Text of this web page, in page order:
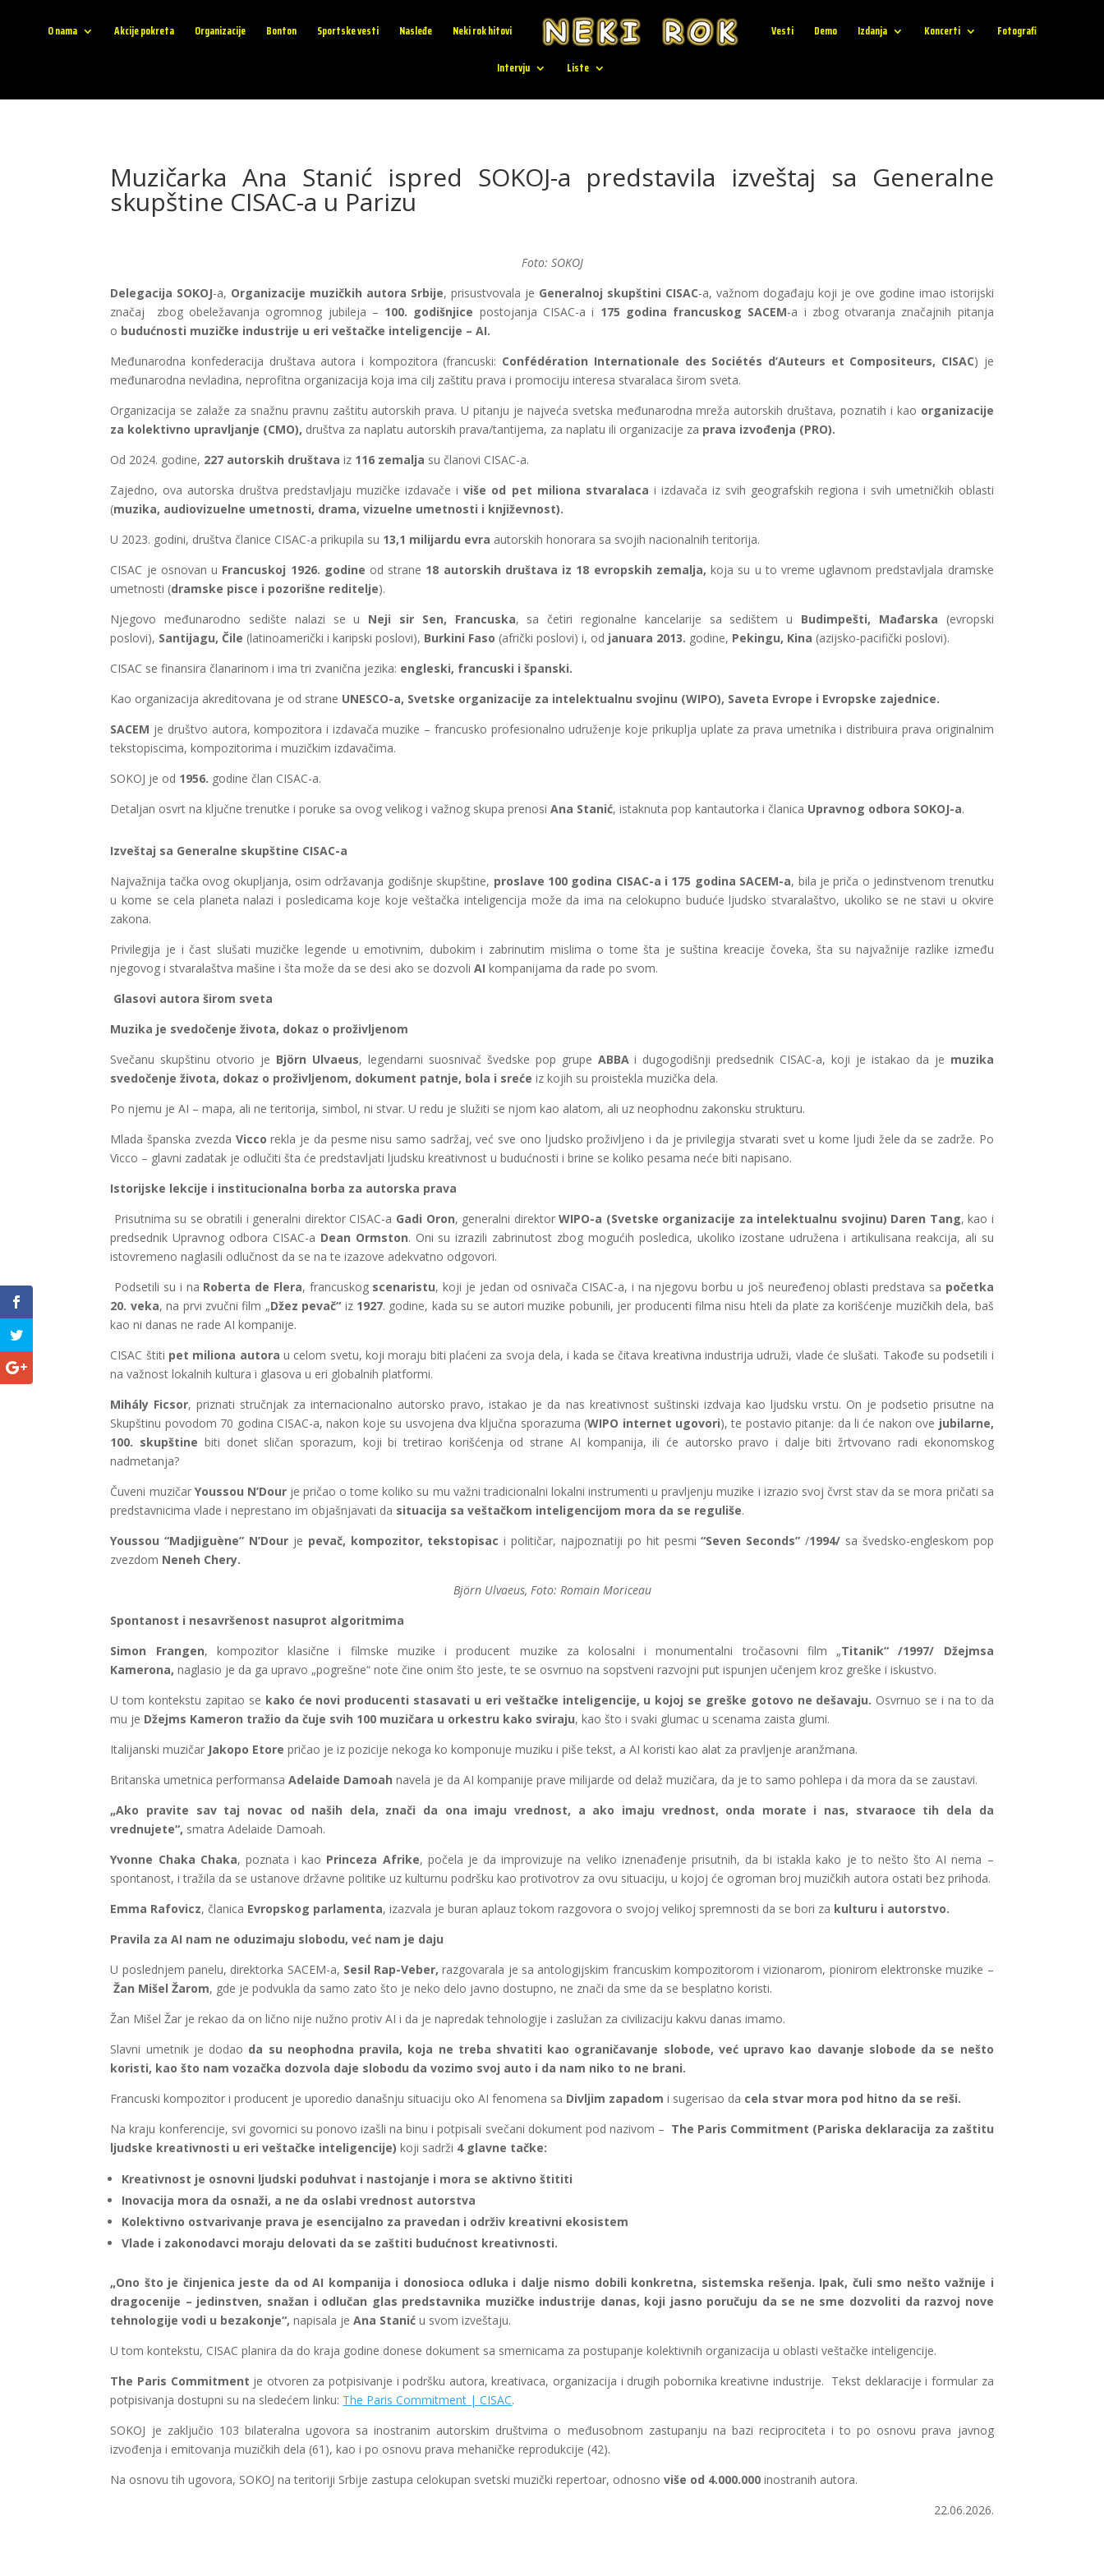
O nama Akcije pokreta Organizacije Bonton Sportske vesti Nasleđe Neki rok hitovi Vesti Demo Izdanja Koncerti Fotografi
Intervju Liste
Muzičarka Ana Stanić ispred SOKOJ-a predstavila izveštaj sa Generalne
skupštine CISAC-a u Parizu
Foto: SOKOJ
Delegacija SOKOJ-a, Organizacije muzičkih autora Srbije, prisustvovala je Generalnoj skupštini CISAC-a, važnom događaju koji je ove godine imao istorijski
značaj zbog obeležavanja ogromnog jubileja – 100. godišnjice postojanja CISAC-a i 175 godina francuskog SACEM-a i zbog otvaranja značajnih pitanja
o budućnosti muzičke industrije u eri veštačke inteligencije – AI.
Međunarodna konfederacija društava autora i kompozitora (francuski: Confédération Internationale des Sociétés d’Auteurs et Compositeurs, CISAC) je
međunarodna nevladina, neprofitna organizacija koja ima cilj zaštitu prava i promociju interesa stvaralaca širom sveta.
Organizacija se zalaže za snažnu pravnu zaštitu autorskih prava. U pitanju je najveća svetska međunarodna mreža autorskih društava, poznatih i kao organizacije
za kolektivno upravljanje (CMO), društva za naplatu autorskih prava/tantijema, za naplatu ili organizacije za prava izvođenja (PRO).
Od 2024. godine, 227 autorskih društava iz 116 zemalja su članovi CISAC-a.
Zajedno, ova autorska društva predstavljaju muzičke izdavače i više od pet miliona stvaralaca i izdavača iz svih geografskih regiona i svih umetničkih oblasti
(muzika, audiovizuelne umetnosti, drama, vizuelne umetnosti i književnost).
U 2023. godini, društva članice CISAC-a prikupila su 13,1 milijardu evra autorskih honorara sa svojih nacionalnih teritorija.
CISAC je osnovan u Francuskoj 1926. godine od strane 18 autorskih društava iz 18 evropskih zemalja, koja su u to vreme uglavnom predstavljala dramske
umetnosti (dramske pisce i pozorišne reditelje).
Njegovo međunarodno sedište nalazi se u
Neji sir Sen, Francuska, sa četiri regionalne kancelarije sa sedištem u Budimpešti, Mađarska (evropski
poslovi), Santijagu, Čile (latinoamerički i karipski poslovi), Burkini Faso (afrički poslovi) i, od januara 2013. godine, Pekingu, Kina (azijsko-pacifički poslovi).
CISAC se finansira članarinom i ima tri zvanična jezika: engleski, francuski i španski.
Kao organizacija akreditovana je od strane UNESCO-a, Svetske organizacije za intelektualnu svojinu (WIPO), Saveta Evrope i Evropske zajednice.
SACEM je društvo autora, kompozitora i izdavača muzike – francusko profesionalno udruženje koje prikuplja uplate za prava umetnika i distribuira prava originalnim
tekstopiscima, kompozitorima i muzičkim izdavačima.
SOKOJ je od 1956. godine član CISAC-a.
Detaljan osvrt na ključne trenutke i poruke sa ovog velikog i važnog skupa prenosi Ana Stanić, istaknuta pop kantautorka i članica Upravnog odbora SOKOJ-a.
Izveštaj sa Generalne skupštine CISAC-a
Najvažnija tačka ovog okupljanja, osim održavanja godišnje skupštine, proslave 100 godina CISAC-a i 175 godina SACEM-a, bila je priča o jedinstvenom trenutku
u kome se cela planeta nalazi i posledicama koje koje veštačka inteligencija može da ima na celokupno buduće ljudsko stvaralaštvo, ukoliko se ne stavi u okvire
zakona.
Privilegija je i čast slušati muzičke legende u emotivnim, dubokim i zabrinutim mislima o tome šta je suština kreacije čoveka, šta su najvažnije razlike između
njegovog i stvaralaštva mašine i šta može da se desi ako se dozvoli AI kompanijama da rade po svom.
Glasovi autora širom sveta
Muzika je svedočenje života, dokaz o proživljenom
Svečanu skupštinu otvorio je Björn Ulvaeus, legendarni suosnivač švedske pop grupe ABBA i dugogodišnji predsednik CISAC-a, koji je istakao da je muzika
svedočenje života, dokaz o proživljenom, dokument patnje, bola i sreće iz kojih su proistekla muzička dela.
Po njemu je AI – mapa, ali ne teritorija, simbol, ni stvar. U redu je služiti se njom kao alatom, ali uz neophodnu zakonsku strukturu.
Mlada španska zvezda Vicco rekla je da pesme nisu samo sadržaj, već sve ono ljudsko proživljeno i da je privilegija stvarati svet u kome ljudi žele da se zadrže. Po
Vicco – glavni zadatak je odlučiti šta će predstavljati ljudsku kreativnost u budućnosti i brine se koliko pesama neće biti napisano.
Istorijske lekcije i institucionalna borba za autorska prava
Prisutnima su se obratili i generalni direktor CISAC-a Gadi Oron, generalni direktor WIPO-a (Svetske organizacije za intelektualnu svojinu) Daren Tang, kao i
predsednik Upravnog odbora CISAC-a Dean Ormston. Oni su izrazili zabrinutost zbog mogućih posledica, ukoliko izostane udružena i artikulisana reakcija, ali su
istovremeno naglasili odlučnost da se na te izazove adekvatno odgovori.
Podsetili su i na Roberta de Flera, francuskog scenaristu, koji je jedan od osnivača CISAC-a, i na njegovu borbu u još neuređenoj oblasti predstava sa početka
20. veka, na prvi zvučni film „Džez pevač“ iz 1927. godine, kada su se autori muzike pobunili, jer producenti filma nisu hteli da plate za korišćenje muzičkih dela, baš
kao ni danas ne rade AI kompanije.
CISAC štiti pet miliona autora u celom svetu, koji moraju biti plaćeni za svoja dela, i kada se čitava kreativna industrija udruži, vlade će slušati. Takođe su podsetili i
na važnost lokalnih kultura i glasova u eri globalnih platformi.
Mihály Ficsor, priznati stručnjak za internacionalno autorsko pravo, istakao je da nas kreativnost suštinski izdvaja kao ljudsku vrstu. On je podsetio prisutne na
Skupštinu povodom 70 godina CISAC-a, nakon koje su usvojena dva ključna sporazuma (WIPO internet ugovori), te postavio pitanje: da li će nakon ove jubilarne,
100. skupštine biti donet sličan sporazum, koji bi tretirao korišćenja od strane AI kompanija, ili će autorsko pravo i dalje biti žrtvovano radi ekonomskog
nadmetanja?
Čuveni muzičarYoussou N’Dour je pričao o tome koliko su mu važni tradicionalni lokalni instrumenti u pravljenju muzike i izrazio svoj čvrst stav da se mora pričati sa
predstavnicima vlade i neprestano im objašnjavati da situacija sa veštačkom inteligencijom mora da se reguliše.
Youssou “Madjiguène” N’Dour je pevač, kompozitor, tekstopisac i političar, najpoznatiji po hit pesmi “Seven Seconds” /1994/ sa švedsko-engleskom pop
zvezdom Neneh Chery.
Björn Ulvaeus, Foto: Romain Moriceau
Spontanost i nesavršenost nasuprot algoritmima
Simon Frangen, kompozitor klasične i filmske muzike i producent muzike za kolosalni i monumentalni tročasovni film „Titanik“ /1997/ Džejmsa
Kamerona, naglasio je da ga upravo „pogrešne“ note čine onim što jeste, te se osvrnuo na sopstveni razvojni put ispunjen učenjem kroz greške i iskustvo.
U tom kontekstu zapitao se kako će novi producenti stasavati u eri veštačke inteligencije, u kojoj se greške gotovo ne dešavaju. Osvrnuo se i na to da
mu je Džejms Kameron tražio da čuje svih 100 muzičara u orkestru kako sviraju, kao što i svaki glumac u scenama zaista glumi.
Italijanski muzičar Jakopo Etore pričao je iz pozicije nekoga ko komponuje muziku i piše tekst, a AI koristi kao alat za pravljenje aranžmana.
Britanska umetnica performansa Adelaide Damoah navela je da AI kompanije prave milijarde od delaž muzičara, da je to samo pohlepa i da mora da se zaustavi.
„Ako pravite sav taj novac od naših dela, znači da ona imaju vrednost, a ako imaju vrednost, onda morate i nas, stvaraoce tih dela da
vrednujete“, smatra Adelaide Damoah.
Yvonne Chaka Chaka, poznata i kao Princeza Afrike, počela je da improvizuje na veliko iznenađenje prisutnih, da bi istakla kako je to nešto što AI nema –
spontanost, i tražila da se ustanove državne politike uz kulturnu podršku kao protivotrov za ovu situaciju, u kojoj će ogroman broj muzičkih autora ostati bez prihoda.
Emma Rafovicz, članica Evropskog parlamenta, izazvala je buran aplauz tokom razgovora o svojoj velikoj spremnosti da se bori za kulturu i autorstvo.
Pravila za AI nam ne oduzimaju slobodu, već nam je daju
U poslednjem panelu, direktorka SACEM-a, Sesil Rap-Veber, razgovarala je sa antologijskim francuskim kompozitorom i vizionarom, pionirom elektronske muzike –
Žan Mišel Žarom, gde je podvukla da samo zato što je neko delo javno dostupno, ne znači da sme da se besplatno koristi.
Žan Mišel Žar je rekao da on lično nije nužno protiv AI i da je napredak tehnologije i zaslužan za civilizaciju kakvu danas imamo.
Slavni umetnik je dodao da su neophodna pravila, koja ne treba shvatiti kao ograničavanje slobode, već upravo kao davanje slobode da se nešto
koristi, kao što nam vozačka dozvola daje slobodu da vozimo svoj auto i da nam niko to ne brani.
Francuski kompozitor i producent je uporedio današnju situaciju oko AI fenomena sa Divljim zapadom i sugerisao da cela stvar mora pod hitno da se reši.
Na kraju konferencije, svi govornici su ponovo izašli na binu i potpisali svečani dokument pod nazivom – The Paris Commitment (Pariska deklaracija za zaštitu
ljudske kreativnosti u eri veštačke inteligencije) koji sadrži 4 glavne tačke:
Kreativnost je osnovni ljudski poduhvat i nastojanje i mora se aktivno štititi
Inovacija mora da osnaži, a ne da oslabi vrednost autorstva
Kolektivno ostvarivanje prava je esencijalno za pravedan i održiv kreativni ekosistem
Vlade i zakonodavci moraju delovati da se zaštiti budućnost kreativnosti.
„Ono što je činjenica jeste da od AI kompanija i donosioca odluka i dalje nismo dobili konkretna, sistemska rešenja. Ipak, čuli smo nešto važnije i
dragocenije – jedinstven, snažan i odlučan glas predstavnika muzičke industrije danas, koji jasno poručuju da se ne sme dozvoliti da razvoj nove
tehnologije vodi u bezakonje“, napisala je Ana Stanić u svom izveštaju.
U tom kontekstu, CISAC planira da do kraja godine donese dokument sa smernicama za postupanje kolektivnih organizacija u oblasti veštačke inteligencije.
The Paris Commitment je otvoren za potpisivanje i podršku autora, kreativaca, organizacija i drugih pobornika kreativne industrije. Tekst deklaracije i formular za
potpisivanja dostupni su na sledećem linku: The Paris Commitment | CISAC.
SOKOJ je zaključio 103 bilateralna ugovora sa inostranim autorskim društvima o međusobnom zastupanju na bazi reciprociteta i to po osnovu prava javnog
izvođenja i emitovanja muzičkih dela (61), kao i po osnovu prava mehaničke reprodukcije (42).
Na osnovu tih ugovora, SOKOJ na teritoriji Srbije zastupa celokupan svetski muzički repertoar, odnosno više od 4.000.000 inostranih autora.
22.06.2026.